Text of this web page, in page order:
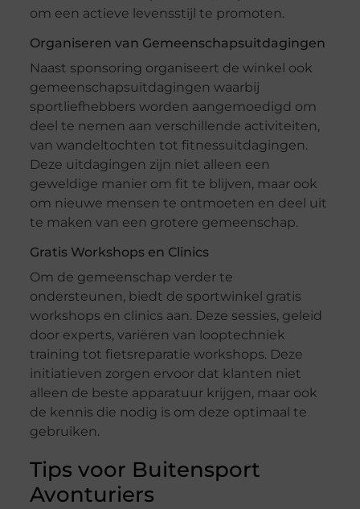
om een actieve levensstijl te promoten.
Organiseren van Gemeenschapsuitdagingen
Naast sponsoring organiseert de winkel ook
gemeenschapsuitdagingen waarbij
sportliefhebbers worden aangemoedigd om
deel te nemen aan verschillende activiteiten,
van wandeltochten tot fitnessuitdagingen.
Deze uitdagingen zijn niet alleen een
geweldige manier om fit te blijven, maar ook
om nieuwe mensen te ontmoeten en deel uit
te maken van een grotere gemeenschap.
Gratis Workshops en Clinics
Om de gemeenschap verder te
ondersteunen, biedt de sportwinkel gratis
workshops en clinics aan. Deze sessies, geleid
door experts, variëren van looptechniek
training tot fietsreparatie workshops. Deze
initiatieven zorgen ervoor dat klanten niet
alleen de beste apparatuur krijgen, maar ook
de kennis die nodig is om deze optimaal te
gebruiken.
Tips voor Buitensport
Avonturiers